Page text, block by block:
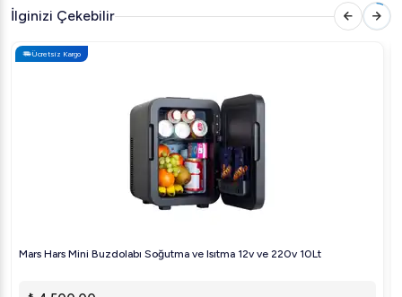
kadar kolay olmamıştı! Şimdi Arıgastro.com'da keşfedin!
İlginizi Çekebilir
Ücretsiz Kargo
Mars Hars Mini Buzdolabı Soğutma ve Isıtma 12v ve 220v 10Lt